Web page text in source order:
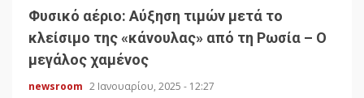
Φυσικό αέριο: Αύξηση τιμών μετά το
κλείσιμο της «κάνουλας» από τη Ρωσία – Ο
μεγάλος χαμένος
newsroom 2 Ιανουαρίου, 2025 - 12:27